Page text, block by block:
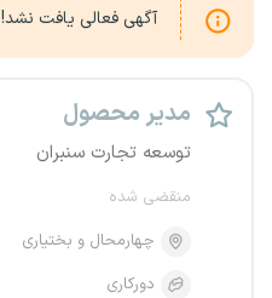
آگهی فعالی یافت نشد!
مدیر محصول
توسعه تجارت سنبران
منقضی شده
چهارمحال و بختیاری
دورکاری